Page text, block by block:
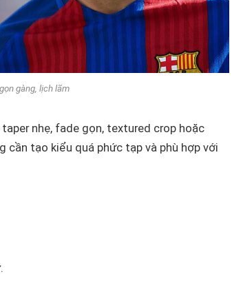
gàng, lịch lãm
nhẹ, fade gọn, textured crop hoặc
cần tạo kiểu quá phức tạp và phù hợp với